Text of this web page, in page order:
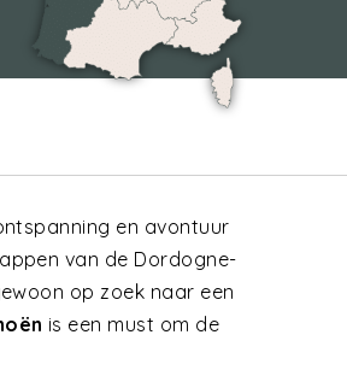
en avontuur
van de Dordogne-
op zoek naar een
is een must om de